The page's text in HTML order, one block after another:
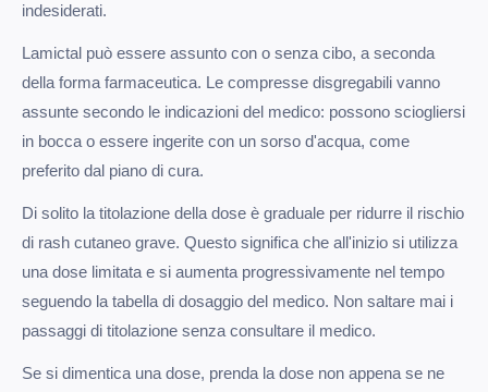
indesiderati.
Lamictal può essere assunto con o senza cibo, a seconda
della forma farmaceutica. Le compresse disgregabili vanno
assunte secondo le indicazioni del medico: possono sciogliersi
in bocca o essere ingerite con un sorso d'acqua, come
preferito dal piano di cura.
Di solito la titolazione della dose è graduale per ridurre il rischio
di rash cutaneo grave. Questo significa che all'inizio si utilizza
una dose limitata e si aumenta progressivamente nel tempo
seguendo la tabella di dosaggio del medico. Non saltare mai i
passaggi di titolazione senza consultare il medico.
Se si dimentica una dose, prenda la dose non appena se ne